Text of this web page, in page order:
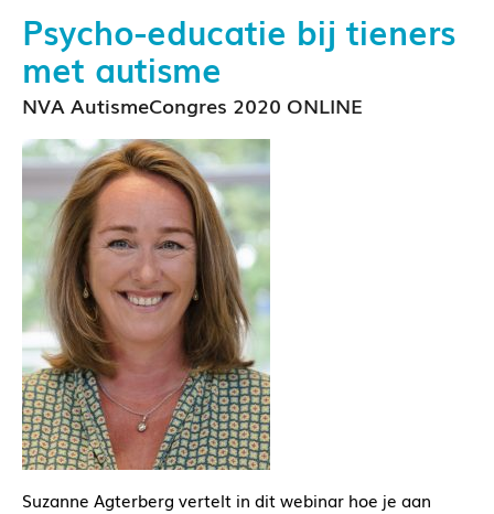
Psycho-educatie bij tieners
met autisme
NVA AutismeCongres 2020 ONLINE
Suzanne Agterberg vertelt in dit webinar hoe je aan